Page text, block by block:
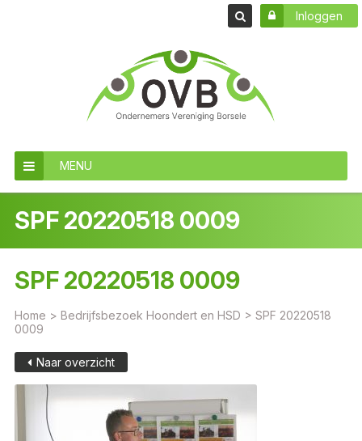
Inloggen
MENU
SPF 20220518 0009
SPF 20220518 0009
Home > Bedrijfsbezoek Hoondert en HSD > SPF 20220518
0009
Naar overzicht